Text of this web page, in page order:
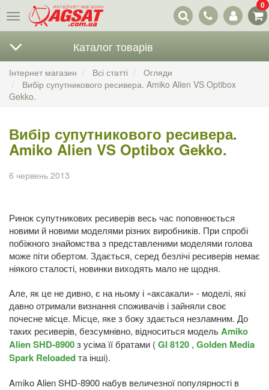
Меню
Наші
контакти
0
Каталог товарів
Інтернет магазин Всі статті
Огляди
Вибір супутникового ресивера. Amiko Alien VS Optibox
Gekko.
Вибір супутникового ресивера.
Amiko Alien VS Optibox Gekko.
6 червень 2013
Ринок супутникових ресиверів весь час поповнюється
новими й новими моделями різних виробників. При спробі
побіжного знайомства з представленими моделями голова
може піти обертом. Здається, серед безлічі ресиверів немає
ніякого сталості, новинки виходять мало не щодня.
Але, як це не дивно, є на ньому і «аксакали» - моделі, які
давно отримали визнання споживачів і зайняли своє
почесне місце. Місце, яке з боку здається незламним. До
таких ресиверів, безсумнівно, відноситься модельAmiko
Alien SHD-8900з усіма її братами (GI 8120 , Golden Media
Spark Reloadedта інші).
Amiko Alien SHD-8900 набув величезної популярності в